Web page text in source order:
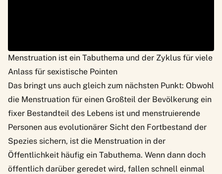
Menstruation ist ein Tabuthema und der Zyklus für viele
Anlass für sexistische Pointen
Das bringt uns auch gleich zum nächsten Punkt: Obwohl
die Menstruation für einen Großteil der Bevölkerung ein
fixer Bestandteil des Lebens ist und menstruierende
Personen aus evolutionärer Sicht den Fortbestand der
Spezies sichern, ist die Menstruation in der
Öffentlichkeit häufig ein Tabuthema. Wenn dann doch
öffentlich darüber geredet wird, fallen schnell einmal